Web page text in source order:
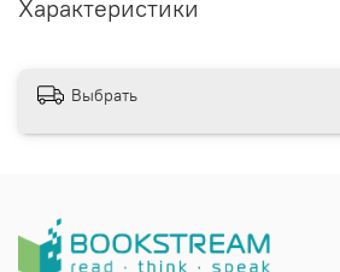
Характеристики
Выбрать